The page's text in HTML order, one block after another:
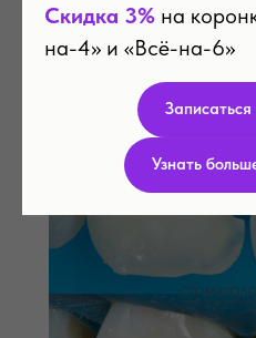
Скидка 3% на
на-4» и «Всё-на-6»
Узнать